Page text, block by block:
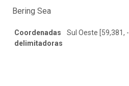
Bering Sea
Coordenadas
delimitadoras
Sul Oeste [59,381,